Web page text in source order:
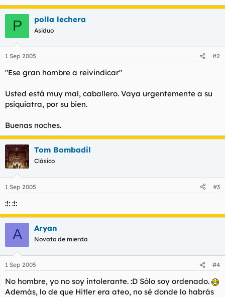
P polla lechera
Asiduo
1 Sep 2005 #2
"Ese gran hombre a reivindicar"
Usted está muy mal, caballero. Vaya urgentemente a su
psiquiatra, por su bien.
Buenas noches.
Tom Bombadil
Clásico
1 Sep 2005 #3
:!: :!:
A Aryan
Novato de mierda
1 Sep 2005 #4
No hombre, yo no soy intolerante. :D Sólo soy ordenado.
Además, lo de que Hitler era ateo, no sé donde lo habrás